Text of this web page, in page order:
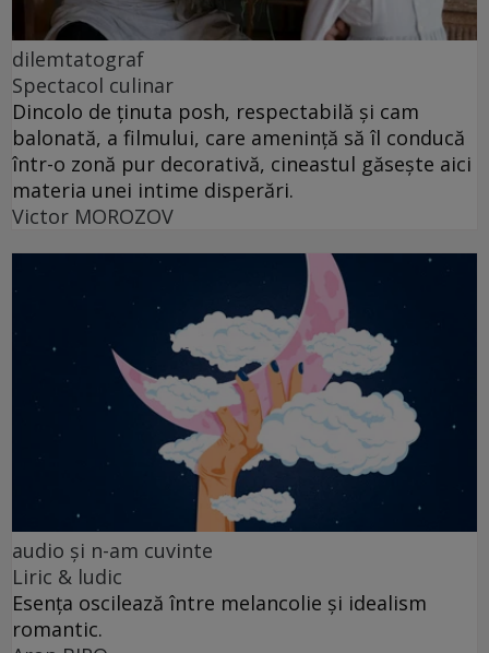
dilemtatograf
Spectacol culinar
Dincolo de ținuta posh, respectabilă și cam
balonată, a filmului, care amenință să îl conducă
într-o zonă pur decorativă, cineastul găsește aici
materia unei intime disperări.
Victor MOROZOV
audio şi n-am cuvinte
Liric & ludic
Esența oscilează între melancolie și idealism
romantic.